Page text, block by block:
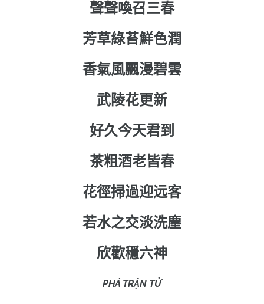
聲聲喚召三春
芳草綠苔鮮色潤
香氣風飄漫碧雲
武陵花更新
好久今天君到
茶粗酒老皆春
花徑掃過迎远客
若水之交淡洗塵
欣歡穩六神
PHÁ TRẬN TỬ